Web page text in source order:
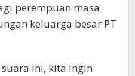
perempuan masa
keluarga besar PT
ini, kita ingin